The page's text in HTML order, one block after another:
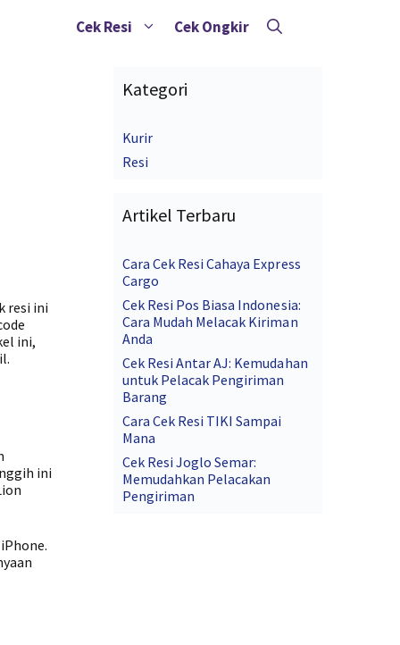
Cek Resi Cek Ongkir
resi ini
ini,
ini
Kategori
Kurir
Resi
Artikel Terbaru
Cara Cek Resi Cahaya Express
Cargo
Cek Resi Pos Biasa Indonesia:
Cara Mudah Melacak Kiriman
Anda
Cek Resi Antar AJ: Kemudahan
untuk Pelacak Pengiriman
Barang
Cara Cek Resi TIKI Sampai
Mana
Cek Resi Joglo Semar:
Memudahkan Pelacakan
Pengiriman